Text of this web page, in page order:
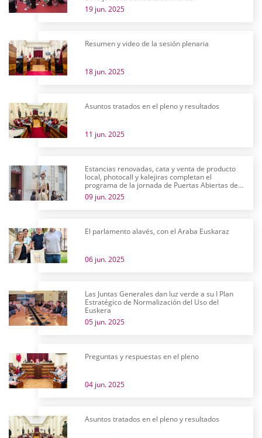
19 jun. 2025
Resumen y video de la sesión plenaria
18 jun. 2025
Asuntos tratados en el pleno y resultados
11 jun. 2025
Estancias renovadas, cata y venta de producto
local, photocall y kalejiras completan el
programa de la jornada de Puertas Abiertas de
las Juntas Generales
09 jun. 2025
El parlamento alavés, con el Araba Euskaraz
06 jun. 2025
Las Juntas Generales dan luz verde a su I Plan
Estratégico de Normalización del Uso del
Euskera
05 jun. 2025
Preguntas y respuestas en el pleno
04 jun. 2025
Asuntos tratados en el pleno y resultados